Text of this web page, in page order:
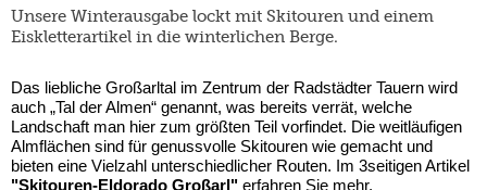
Unsere Winterausgabe lockt mit Skitouren und einem
Eiskletterartikel in die winterlichen Berge.
Das liebliche Großarltal im Zentrum der Radstädter Tauern wird
auch „Tal der Almen“ genannt, was bereits verrät, welche
Landschaft man hier zum größten Teil vorfindet. Die weitläufigen
Almflächen sind für genussvolle Skitouren wie gemacht und
bieten eine Vielzahl unterschiedlicher Routen. Im 3seitigen Artikel
"Skitouren-Eldorado Großarl" erfahren Sie mehr.